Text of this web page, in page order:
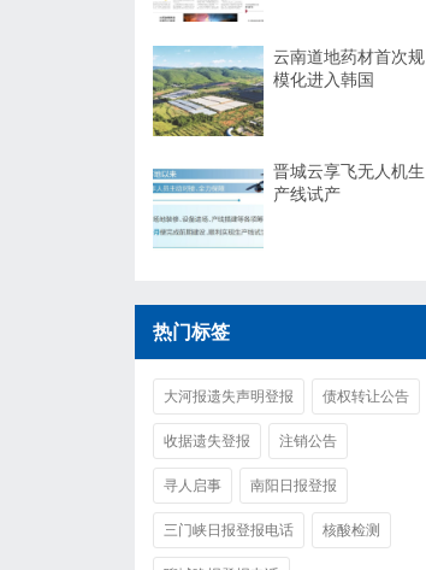
云南道地药材首次规
模化进入韩国
晋城云享飞无人机生
产线试产
热门标签
大河报遗失声明登报 债权转让公告
收据遗失登报 注销公告
寻人启事 南阳日报登报
三门峡日报登报电话 核酸检测